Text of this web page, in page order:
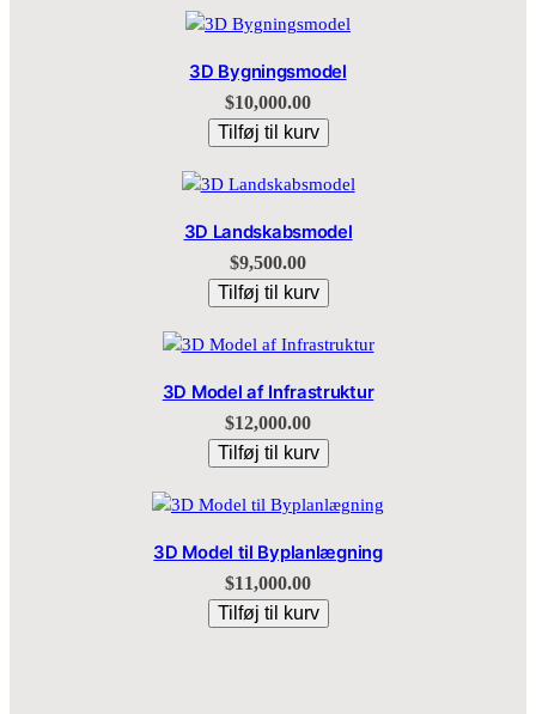
3D Bygningsmodel
$10,000.00
Tilføj til kurv
3D Landskabsmodel
$9,500.00
Tilføj til kurv
3D Model af Infrastruktur
$12,000.00
Tilføj til kurv
3D Model til Byplanlægning
$11,000.00
Tilføj til kurv